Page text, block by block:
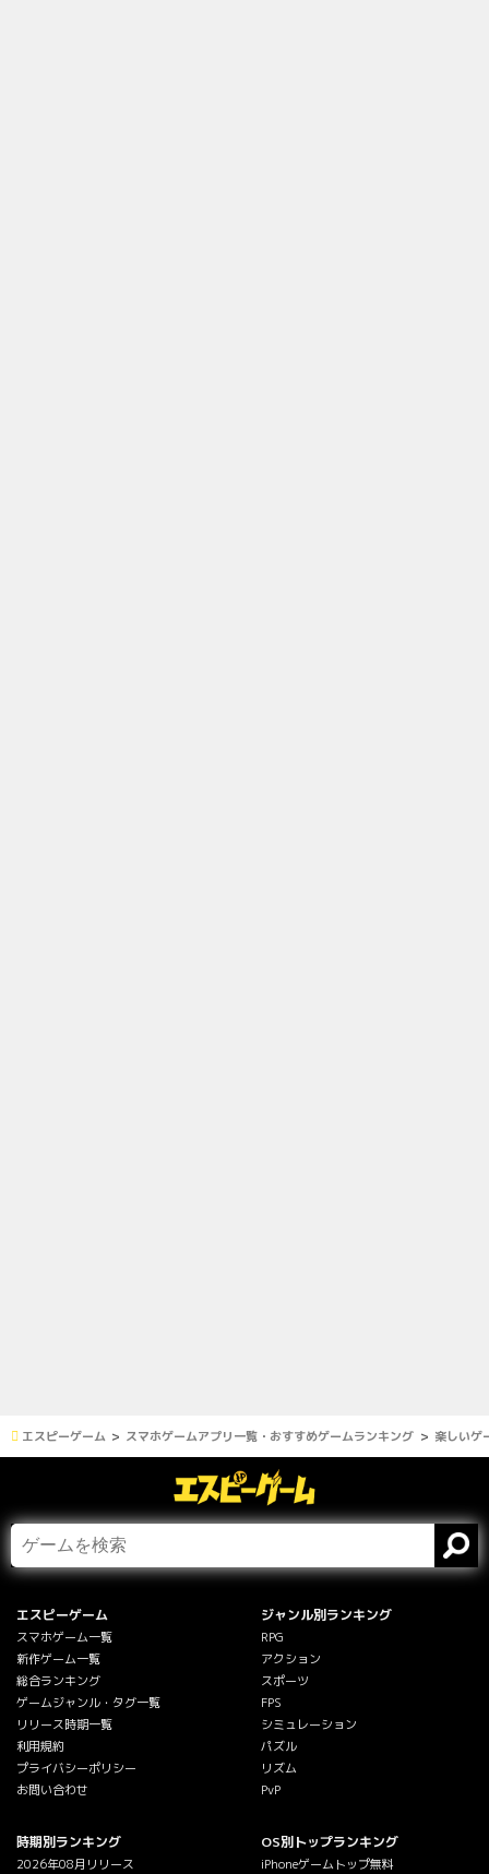
エスピーゲーム スマホゲームアプリ一覧・おすすめゲームランキング 楽しいゲ
エスピーゲーム
スマホゲーム一覧
新作ゲーム一覧
総合ランキング
ゲームジャンル・タグ一覧
リリース時期一覧
利用規約
プライバシーポリシー
お問い合わせ
ジャンル別ランキング
RPG
アクション
スポーツ
FPS
シミュレーション
パズル
リズム
PvP
時期別ランキング
2026年08月リリース
OS別トップランキング
iPhoneゲームトップ無料